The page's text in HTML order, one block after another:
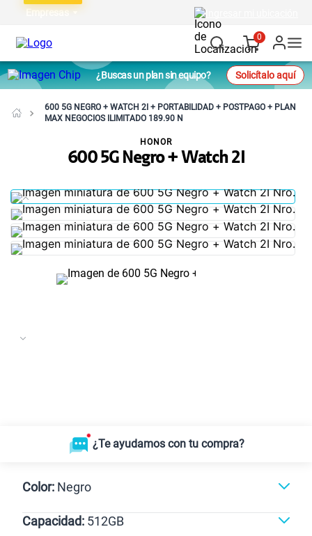
Empresas
0
¿Buscas un plan sin equipo? Solicítalo aquí
600 5G NEGRO + WATCH 2I + PORTABILIDAD + POSTPAGO + PLAN
MAX NEGOCIOS ILIMITADO 189.90 N
600 5G Negro + Watch 2I
HONOR
¿Te ayudamos con tu compra?
Color: Negro
Capacidad: 512GB